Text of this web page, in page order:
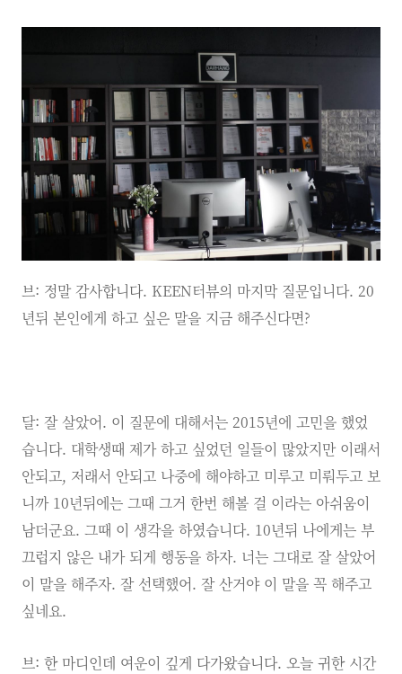
브: 정말 감사합니다. KEEN터뷰의 마지막 질문입니다. 20
년뒤 본인에게 하고 싶은 말을 지금 해주신다면?
달: 잘 살았어. 이 질문에 대해서는 2015년에 고민을 했었
습니다. 대학생때 제가 하고 싶었던 일들이 많았지만 이래서
안되고, 저래서 안되고 나중에 해야하고 미루고 미뤄두고 보
니까 10년뒤에는 그때 그거 한번 해볼 걸 이라는 아쉬움이
남더군요. 그때 이 생각을 하였습니다. 10년뒤 나에게는 부
끄럽지 않은 내가 되게 행동을 하자. 너는 그대로 잘 살았어
이 말을 해주자. 잘 선택했어. 잘 산거야 이 말을 꼭 해주고
싶네요.
브: 한 마디인데 여운이 깊게 다가왔습니다. 오늘 귀한 시간